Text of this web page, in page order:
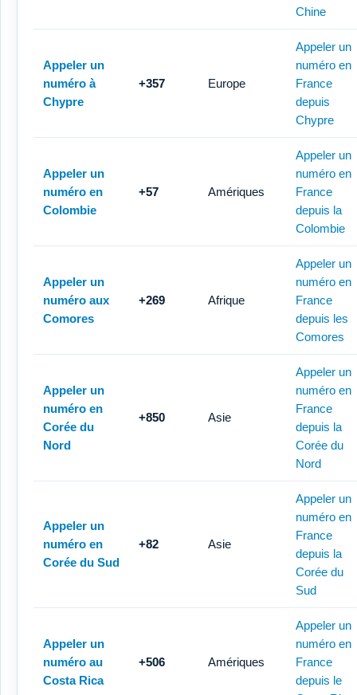
Chine
Appeler un
numéro à
Chypre
+357 Europe
Appeler un
numéro en
France
depuis
Chypre
Appeler un
numéro en
Colombie
+57 Amériques
Appeler un
numéro en
France
depuis la
Colombie
Appeler un
numéro aux
Comores
+269 Afrique
Appeler un
numéro en
France
depuis les
Comores
Appeler un
numéro en
Corée du
Nord
+850 Asie
Appeler un
numéro en
France
depuis la
Corée du
Nord
Appeler un
numéro en
Corée du Sud
+82 Asie
Appeler un
numéro en
France
depuis la
Corée du
Sud
Appeler un
numéro au
Costa Rica
+506 Amériques
Appeler un
numéro en
France
depuis le